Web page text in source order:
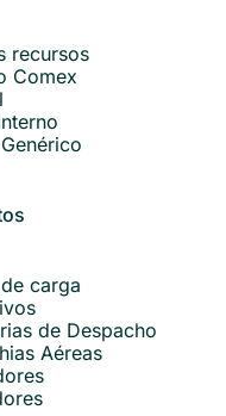
recursos
Comex
carga
de Despacho
Aéreas